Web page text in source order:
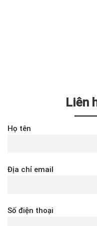
Liên
Họ tên
Địa chỉ email
Số điện thoại